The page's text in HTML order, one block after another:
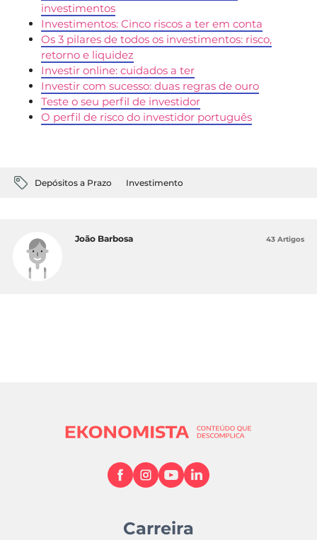
investimentos
Investimentos: Cinco riscos a ter em conta
Os 3 pilares de todos os investimentos: risco,
retorno e liquidez
Investir online: cuidados a ter
Investir com sucesso: duas regras de ouro
Teste o seu perfil de investidor
O perfil de risco do investidor português
Depósitos a Prazo Investimento
João Barbosa 43 Artigos
Carreira